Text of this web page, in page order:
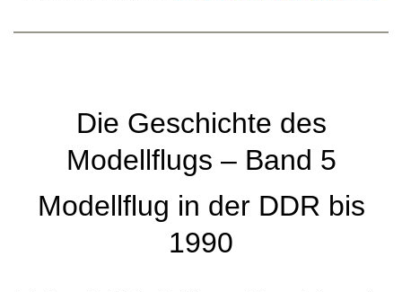
Die Geschichte des
Modellflugs – Band 5
Modellflug in der DDR bis
1990